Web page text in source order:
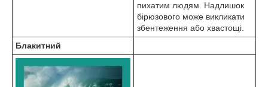
пихатим людям. Надлишок
бірюзового може викликати
збентеження або хвастощі.
Блакитний